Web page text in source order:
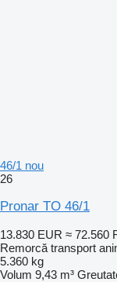
46/1 nou
26
Pronar TO 46/1
13.830 EUR ≈ 72.560
Remorcă transport
5.360 kg
Volum 9,43 m³